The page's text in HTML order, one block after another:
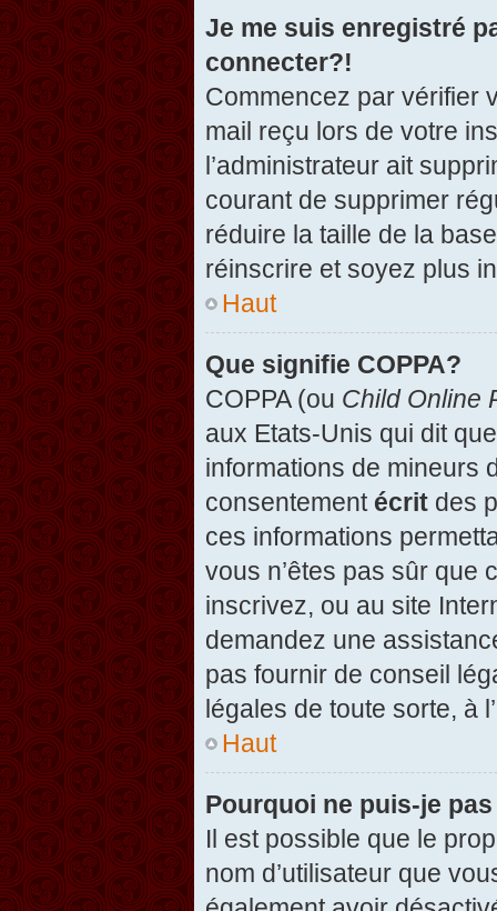
Je me suis enregistré
connecter?!
Commencez par vérifier
mail reçu lors de votre
l’administrateur ait
courant de supprimer
réduire la taille de la
réinscrire et soyez plus
Haut
Que signifie COPPA?
COPPA (ou Child Online
aux Etats-Unis qui dit
informations de mineurs
consentement écrit des
ces informations
vous n’êtes pas sûr que
inscrivez, ou au site
demandez une
pas fournir de conseil
légales de toute sorte, à
Haut
Pourquoi ne puis-je
Il est possible que le
nom d’utilisateur que